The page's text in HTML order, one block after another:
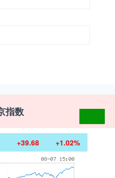
指数
+39.68 +1.02%